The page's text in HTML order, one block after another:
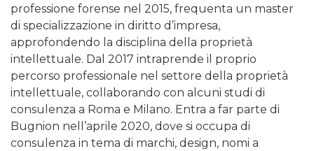
professione forense nel 2015, frequenta un master
di specializzazione in diritto d’impresa,
approfondendo la disciplina della proprietà
intellettuale. Dal 2017 intraprende il proprio
percorso professionale nel settore della proprietà
intellettuale, collaborando con alcuni studi di
consulenza a Roma e Milano. Entra a far parte di
Bugnion nell’aprile 2020, dove si occupa di
consulenza in tema di marchi, design, nomi a